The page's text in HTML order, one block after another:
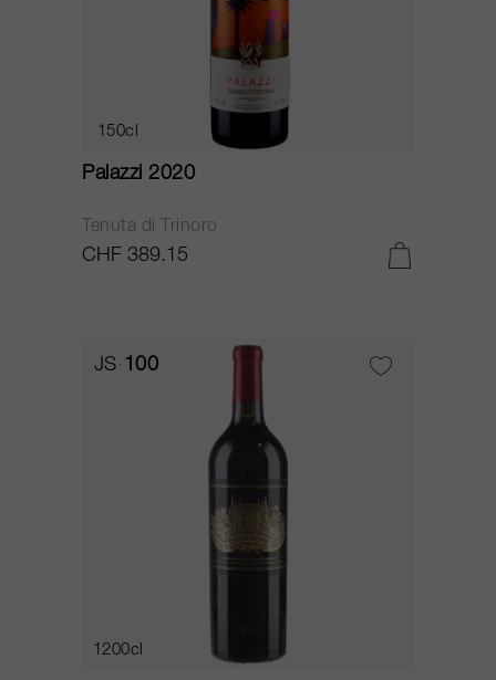
150cl
Palazzi 2020
Tenuta di Trinoro
CHF 389.15
JS 100
1200cl